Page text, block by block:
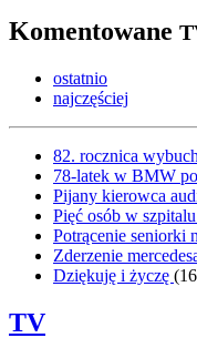
Komentowane
ostatnio
najczęściej
82. rocznica
78-latek w BMW
Pijany kierowca
Pięć osób w szpitalu
Potrącenie seniorki
Zderzenie
Dziękuję i życzę (
TV